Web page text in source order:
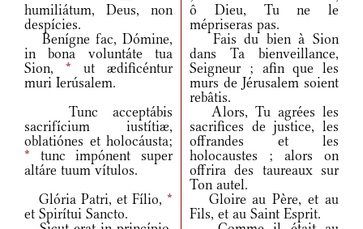
humiliátum, Deus, non
despícies.
ô Dieu, Tu ne le
mépriseras pas.
Benígne fac, Dómine,
in bona voluntáte tua
Sion, * ut ædificéntur
muri Ierúsalem.
Fais du bien à Sion
dans Ta bienveillance,
Seigneur ; afin que les
murs de Jérusalem soient
rebâtis.
Tunc acceptábis
sacrifícium iustítiæ,
oblatiónes et holocáusta;
* tunc impónent super
altáre tuum vítulos.
Alors, Tu agrées les
sacrifices de justice, les
offrandes et les
holocaustes ; alors on
offrira des taureaux sur
Ton autel.
Glória Patri, et Fílio, *
et Spirítui Sancto.
Gloire au Père, et au
Fils, et au Saint Esprit.